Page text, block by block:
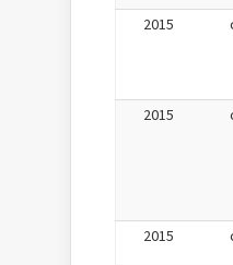
2015
2015
2015